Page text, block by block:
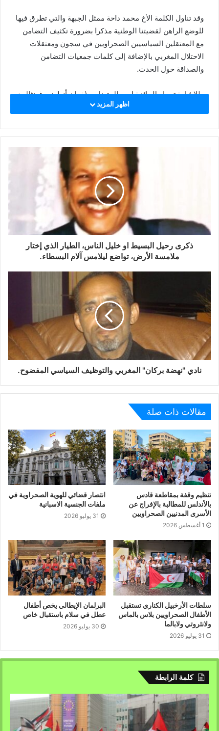
وقد تناول الكلمة الأخ محمد داحة ممثل الجبهة والتي تطرق فيها
للوضع الراهن لقضيتنا الوطنية مذكرا بضرورة تكثيف التضامن
مع المعتقلين السياسيين الصحراويين في سجون ومعتقلات
الاحتلال المغربي بالإضافة إلى كلمات جمعيات التضامن
والصداقة حول الحدث.
وللإشارة تحمل الجائزة اسم المتضامن (خوان أنطونيو غونثاليث
اظهر المزيد
ذكرى رحيل البسيط او خليل الناس، الطيار الذي إختار
ملامسة الأرض، تواضع ليلامس آلام البسطاء.
نادي "نهضة بركان" المغربي والتوظيف السياسي المفضوح.
مقالات ذات صلة
تنظيم وقفة بمقاطعة قادس
بالأندلس للمطالبة بالإفراج عن
الأسرى المدنيين الصحراويين
1 أغسطس 2026
انتصار قضائي للهوية الصحراوية في
ملفات الجنسية الاسبانية
31 يوليو 2026
سلطات الأرخبيل الكناري تستقبل
الأطفال الصحراويين بلاس بالماس
ولانثروتي ولابالما
31 يوليو 2026
البرلمان الإيطالي يخص أطفال
عطل في سلام باستقبال خاص
30 يوليو 2026
كلمة الرابطة